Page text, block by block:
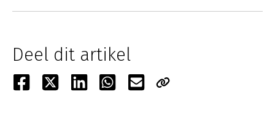
Deel dit artikel